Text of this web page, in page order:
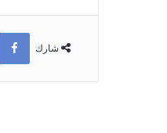
شارك